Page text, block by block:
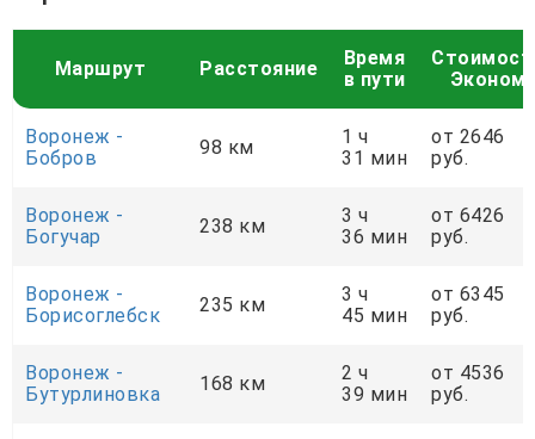
Маршрут Расстояние
Время
в пути
Эконом
Воронеж -
Бобров
98 км
1 ч
31 мин
от 2646
руб.
Воронеж -
Богучар
238 км
3 ч
36 мин
от 6426
руб.
Воронеж -
Борисоглебск
235 км
3 ч
45 мин
от 6345
руб.
Воронеж -
Бутурлиновка
168 км
2 ч
39 мин
от 4536
руб.